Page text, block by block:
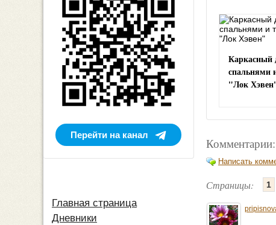
Каркасный
спальнями
"Лок
Комментарии:
Написать
Страницы: 1
Перейти на канал
Главная страница
Дневники